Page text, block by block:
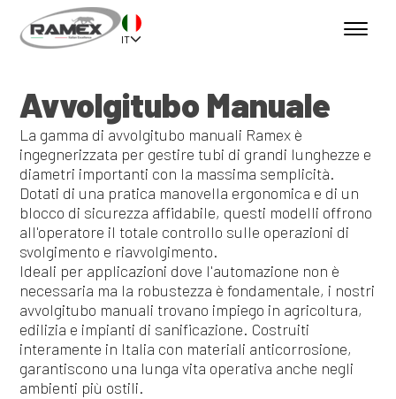
IT
Avvolgitubo Manuale
La gamma di avvolgitubo manuali Ramex è
ingegnerizzata per gestire tubi di grandi lunghezze e
diametri importanti con la massima semplicità.
Dotati di una pratica manovella ergonomica e di un
blocco di sicurezza affidabile, questi modelli offrono
all'operatore il totale controllo sulle operazioni di
svolgimento e riavvolgimento.
Ideali per applicazioni dove l'automazione non è
necessaria ma la robustezza è fondamentale, i nostri
avvolgitubo manuali trovano impiego in agricoltura,
edilizia e impianti di sanificazione. Costruiti
interamente in Italia con materiali anticorrosione,
garantiscono una lunga vita operativa anche negli
ambienti più ostili.